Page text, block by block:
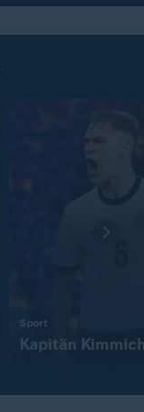
Sport
Kapitän